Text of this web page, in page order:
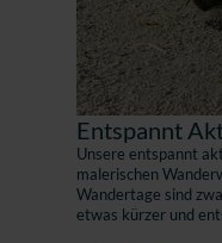
Entspannt
Unsere entspannt
malerischen
Wandertage sind
etwas kürzer und